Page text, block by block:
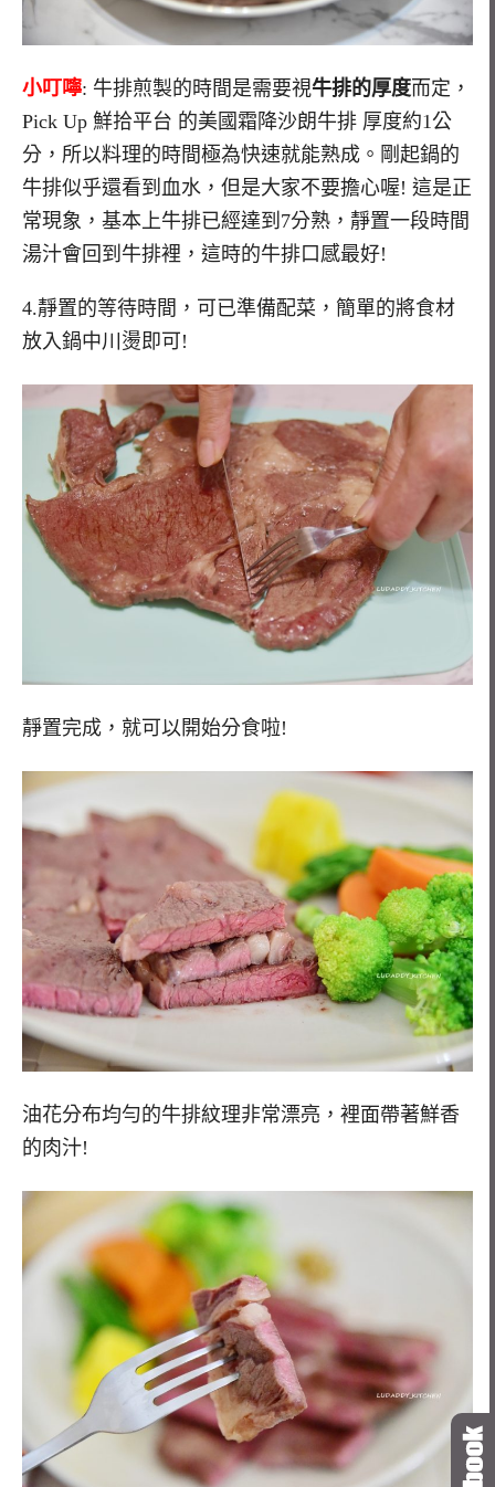
小叮嚀: 牛排煎製的時間是需要視牛排的厚度而定，
Pick Up 鮮拾平台 的美國霜降沙朗牛排 厚度約1公
分，所以料理的時間極為快速就能熟成。剛起鍋的
牛排似乎還看到血水，但是大家不要擔心喔! 這是正
常現象，基本上牛排已經達到7分熟，靜置一段時間
湯汁會回到牛排裡，這時的牛排口感最好!
4.靜置的等待時間，可已準備配菜，簡單的將食材
放入鍋中川燙即可!
靜置完成，就可以開始分食啦!
油花分布均勻的牛排紋理非常漂亮，裡面帶著鮮香
的肉汁!